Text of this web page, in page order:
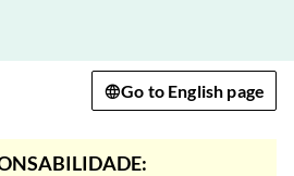
Go to English page